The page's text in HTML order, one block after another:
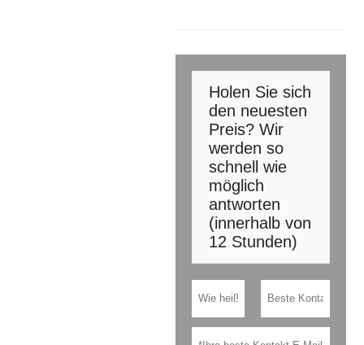
Holen Sie sich
den neuesten
Preis? Wir
werden so
schnell wie
möglich
antworten
(innerhalb von
12 Stunden)